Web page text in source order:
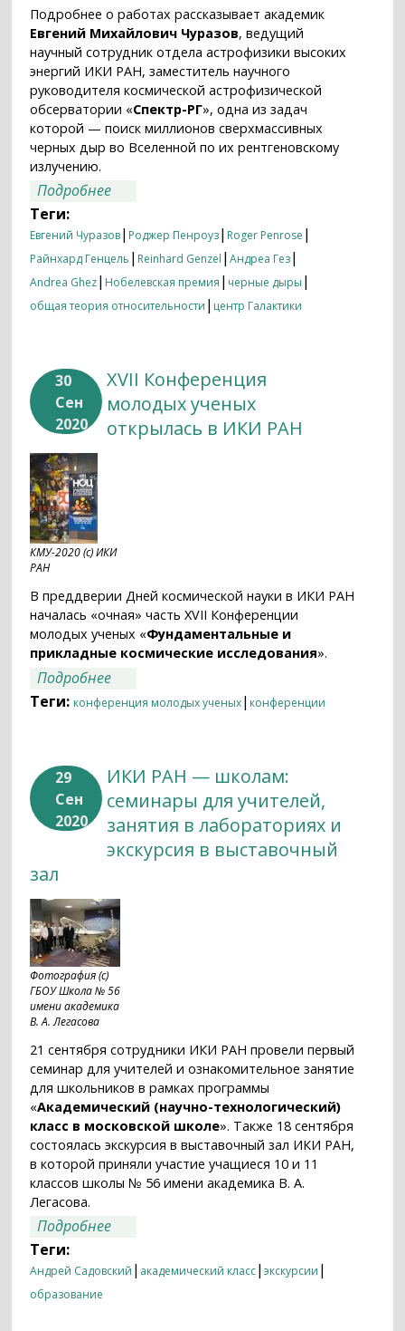
Подробнее о работах рассказывает академик
Евгений Михайлович Чуразов, ведущий
научный сотрудник отдела астрофизики высоких
энергий ИКИ РАН, заместитель научного
руководителя космической астрофизической
обсерватории «Спектр-РГ», одна из задач
которой — поиск миллионов сверхмассивных
черных дыр во Вселенной по их рентгеновскому
излучению.
Подробнее
Теги:
Евгений Чуразов| Роджер Пенроуз| Roger Penrose |
Райнхард Генцель | Reinhard Genzel |Андреа Гез|
Andrea Ghez| Нобелевская премия | черные дыры |
общая теория относительности | центр Галактики
30
Сен
2020
XVII Конференция
молодых ученых
открылась в ИКИ РАН
КМУ-2020 (с) ИКИ
РАН
В преддверии Дней космической науки в ИКИ РАН
началась «очная» часть XVII Конференции
молодых ученых «Фундаментальные и
прикладные космические исследования».
Подробнее
открылась в ИКИ РАН
Теги: конференция молодых ученых| конференции
29
Сен
2020
ИКИ РАН — школам:
семинары для учителей,
занятия в лабораториях и
экскурсия в выставочный
зал
Фотография (с)
ГБОУ Школа № 56
имени академика
В. А. Легасова
21 сентября сотрудники ИКИ РАН провели первый
семинар для учителей и ознакомительное занятие
для школьников в рамках программы
«Академический (научно-технологический)
класс в московской школе». Также 18 сентября
состоялась экскурсия в выставочный зал ИКИ РАН,
в которой приняли участие учащиеся 10 и 11
классов школы № 56 имени академика В. А.
Легасова.
Подробнее
экскурсия в выставочный зал
Теги:
Андрей Садовский | академический класс|экскурсии |
образование